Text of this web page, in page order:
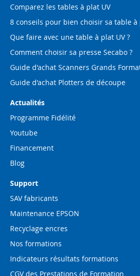
Comparez les tables à plat UV
8 conseils pour bien choisir sa table à
Que faire avec une table à plat UV ?
Comment choisir sa presse Secabo ?
Guide d'achat Scanners Grands
Guide d'achat Plotters de découpe
Actualités
Programme Fidélité
Youtube
Financement
Blog
Support
SAV fabricants
Maintenance EPSON
Recyclage encres
Nos formations
Indicateurs résultats formations
CGV des Prestations de Formation